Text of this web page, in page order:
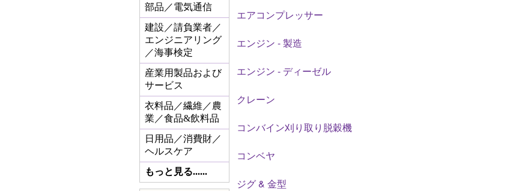
部品／電気通信
建設／請負業者／
エンジニアリング
／海事検定
産業用製品および
サービス
衣料品／繊維／農
業／食品&飲料品
日用品／消費財／
ヘルスケア
もっと見る......
エアコンプレッサー
エンジン - 製造
エンジン - ディーゼル
クレーン
コンバイン刈り取り脱穀機
コンベヤ
ジグ & 金型